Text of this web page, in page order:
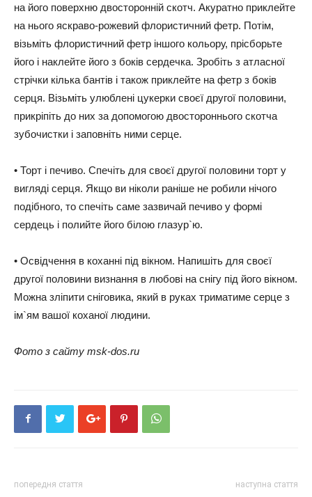
на його поверхню двосторонній скотч. Акуратно приклейте
на нього яскраво-рожевий флористичний фетр. Потім,
візьміть флористичний фетр іншого кольору, прісборьте
його і наклейте його з боків сердечка. Зробіть з атласної
стрічки кілька бантів і також приклейте на фетр з боків
серця. Візьміть улюблені цукерки своєї другої половини,
прикріпіть до них за допомогою двостороннього скотча
зубочистки і заповніть ними серце.
• Торт і печиво. Спечіть для своєї другої половини торт у
вигляді серця. Якщо ви ніколи раніше не робили нічого
подібного, то спечіть саме зазвичай печиво у формі
сердець і полийте його білою глазур`ю.
• Освідчення в коханні під вікном. Напишіть для своєї
другої половини визнання в любові на снігу під його вікном.
Можна зліпити сніговика, який в руках триматиме серце з
ім`ям вашої коханої людини.
Фото з сайту msk-dos.ru
попередня стаття наступна стаття